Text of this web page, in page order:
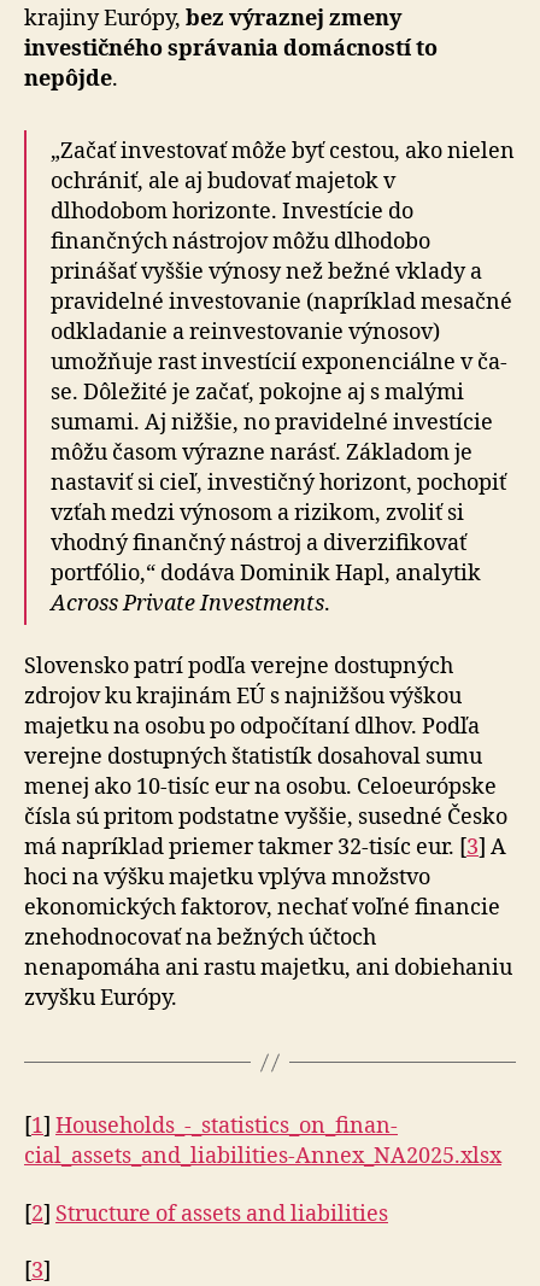
krajiny Európy, bez výraznej zmeny
investičného správania domácností to
nepôjde.
„Začať investovať môže byť cestou, ako nielen
ochrániť, ale aj budovať majetok v
dlhodobom horizonte. In­ves­tí­cie do
finančných nástrojov môžu dlhodobo
prinášať vyššie výnosy než bežné vklady a
pravidelné in­ves­to­va­nie (napríklad mesačné
odkladanie a reinvestovanie výnosov)
umožňuje rast investícií exponenciálne v ča­
se. Dôležité je začať, pokojne aj s malými
sumami. Aj nižšie, no pravidelné investície
môžu časom výrazne narásť. Základom je
nastaviť si cieľ, investičný horizont, pochopiť
vzťah medzi výnosom a rizikom, zvoliť si
vhodný finančný nástroj a diverzifikovať
portfólio,“ dodáva Dominik Hapl, analytik
Across Private In­vest­ments.
Slovensko patrí podľa verejne dostupných
zdrojov ku krajinám EÚ s najnižšou výškou
majetku na osobu po odpočítaní dlhov. Podľa
verejne dostupných štatistík dosahoval sumu
menej ako 10-tisíc eur na osobu. Ce­lo­eu­rópske
čísla sú pritom podstatne vyššie, susedné Česko
má napríklad priemer takmer 32-tisíc eur. [3] A
hoci na výšku majetku vplýva množstvo
ekonomických faktorov, nechať voľné financie
znehodnocovať na bežných účtoch
nenapomáha ani rastu majetku, ani dobiehaniu
zvyšku Európy.
[1] Households_-_sta­tis­tics_on_fi­nan­
cial_assets_and_lia­bi­li­ties-Annex_NA2025.xlsx
[2] Structure of assets and liabilities
[3]